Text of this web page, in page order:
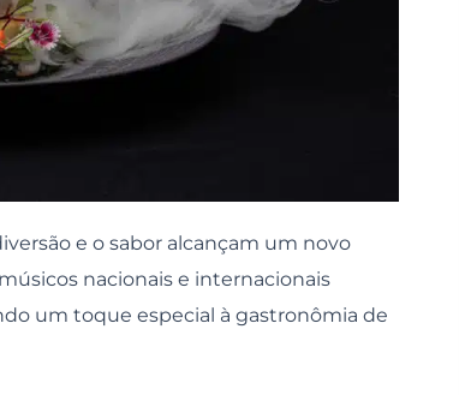
e o sabor alcançam um novo
nacionais e internacionais
um toque especial à gastronômia de